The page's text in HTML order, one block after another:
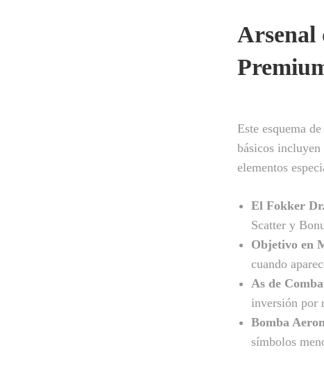
Arsenal
Este esquema
básicos
elementos
El Fokker
Scatter y
Objetivo en
cuando
As de
inversión por
Bomba
símbolos